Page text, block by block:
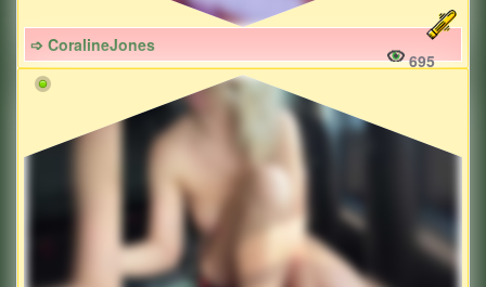
➩ CoralineJones
695